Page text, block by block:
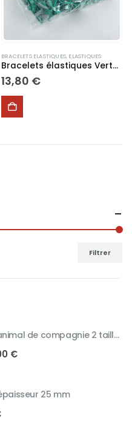
BRACELETS ELASTIQUES, ELASTIQUES
Bracelets élastiques Verts sac 1Kg 70 x 10mm
13,80 €
Filtrer
Coussins pour animal de compagnie 2 tailles au choix
€Plage
49,00 €25 mm
Le